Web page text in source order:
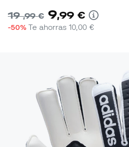
19,99 € 9,99 €
-50% Te ahorras10,00 €